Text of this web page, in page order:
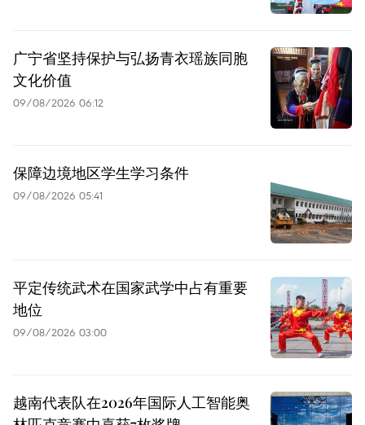
广宁省坚持保护与弘扬青衣瑶族同胞
文化价值
09/08/2026 06:12
保障边境地区学生学习条件
09/08/2026 05:41
平定传统武术在国家武学中占有重要
地位
09/08/2026 03:00
越南代表队在2026年国际人工智能奥